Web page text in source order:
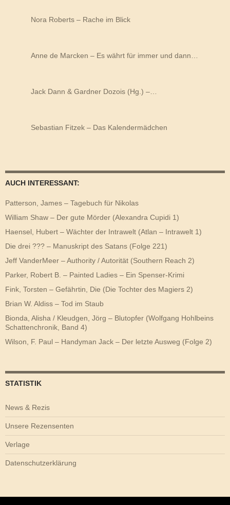
Nora Roberts – Rache im Blick
Anne de Marcken – Es währt für immer und dann…
Jack Dann & Gardner Dozois (Hg.) –…
Sebastian Fitzek – Das Kalendermädchen
AUCH INTERESSANT:
Patterson, James – Tagebuch für Nikolas
William Shaw – Der gute Mörder (Alexandra Cupidi 1)
Haensel, Hubert – Wächter der Intrawelt (Atlan – Intrawelt 1)
Die drei ??? – Manuskript des Satans (Folge 221)
Jeff VanderMeer – Authority / Autorität (Southern Reach 2)
Parker, Robert B. – Painted Ladies – Ein Spenser-Krimi
Fink, Torsten – Gefährtin, Die (Die Tochter des Magiers 2)
Brian W. Aldiss – Tod im Staub
Bionda, Alisha / Kleudgen, Jörg – Blutopfer (Wolfgang Hohlbeins
Schattenchronik, Band 4)
Wilson, F. Paul – Handyman Jack – Der letzte Ausweg (Folge 2)
STATISTIK
News & Rezis
Unsere Rezensenten
Verlage
Datenschutzerklärung